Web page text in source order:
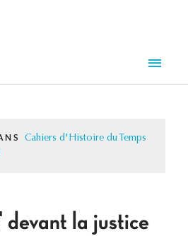
Cahiers d'Histoire du Temps
la justice